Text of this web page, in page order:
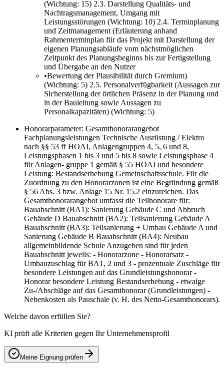
(Wichtung: 15) 2.3. Darstellung Qualitäts- und
Nachtragsmanagement, Umgang mit
Leistungsstörungen (Wichtung: 10) 2.4. Terminplanung
und Zeitmanagement (Erläuterung anhand
Rahmenterminplan für das Projekt mit Darstellung der
eigenen Planungsabläufe vom nächstmöglichen
Zeitpunkt des Planungsbeginns bis zur Fertigstellung
und Übergabe an den Nutzer
•Bewertung der Plausibilität durch Gremium)
(Wichtung: 5) 2.5. Personalverfügbarkeit (Aussagen zur
Sicherstellung der örtlichen Präsenz in der Planung und
in der Bauleitung sowie Aussagen zu
Personalkapazitäten) (Wichtung: 5)
Honorarparameter: Gesamthonorarangebot
Fachplanungsleistungen Technische Ausrüstung / Elektro
nach §§ 53 ff HOAI, Anlagengruppen 4, 5, 6 und 8,
Leistungsphasen 1 bis 3 und 5 bis 8 sowie Leistungsphase 4
für Anlagen- gruppe 1 gemäß § 55 HOAI und besondere
Leistung: Bestandserhebung Gemeinschaftsschule. Für die
Zuordnung zu den Honorarzonen ist eine Begründung gemäß
§ 56 Abs. 3 bzw. Anlage 15 Nr. 15.2 einzureichen. Das
Gesamthonorarangebot umfasst die Teilhonorare für:
Bauabschnitt (BA1): Sanierung Gebäude C und Abbruch
Gebäude D Bauabschnitt (BA2): Teilsanierung Gebäude A
Bauabschnitt (BA3): Teilsanierung + Umbau Gebäude A und
Sanierung Gebäude B Bauabschnitt (BA4): Neubau
allgemeinbildende Schule Anzugeben sind für jeden
Bauabschnitt jeweils: - Honorarzone - Honorarsatz -
Umbauzuschlag für BA1, 2 und 3 - prozentuale Zuschläge für
besondere Leistungen auf das Grundleistungshonorar -
Honorar besondere Leistung Bestandserhebung - etwaige
Zu-/Abschläge auf das Gesamthonorar (Grundleistungen) -
Nebenkosten als Pauschale (v. H. des Netto-Gesamthonorars).
Welche davon erfüllen Sie?
KI prüft alle Kriterien gegen Ihr Unternehmensprofil
Meine Eignung prüfen